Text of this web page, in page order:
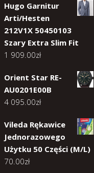
Hugo Garnitur
Arti/Hesten
212V1X 50450103
Szary Extra Slim Fit
1 909.00zł
Orient Star RE-
AU0201E00B
4 095.00zł
Vileda Rękawice
Jednorazowego
Użytku 50 Części (M/L)
70.00zł